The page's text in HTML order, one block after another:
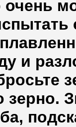
очень
и
зерно.